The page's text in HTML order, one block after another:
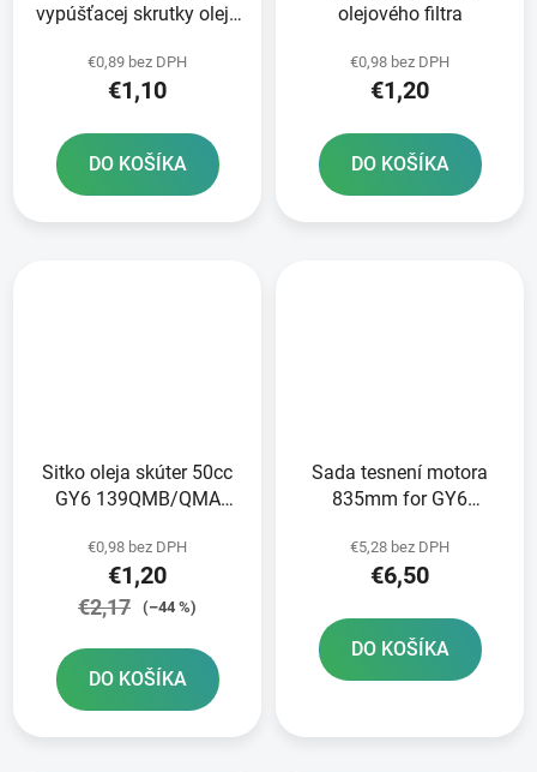
vypúšťacej skrutky oleja
€0,89 bez DPH
€1,10
DO KOŠÍKA
olejového filtra
€0,98 bez DPH
€1,20
DO KOŠÍKA
Sitko oleja skúter 50cc
GY6 139QMB/QMA
152/157QMI
€0,98 bez DPH
€1,20
€2,17 (–44 %)
DO KOŠÍKA
Sada tesnení motora
835mm for GY6
€5,28 bez DPH
€6,50
DO KOŠÍKA